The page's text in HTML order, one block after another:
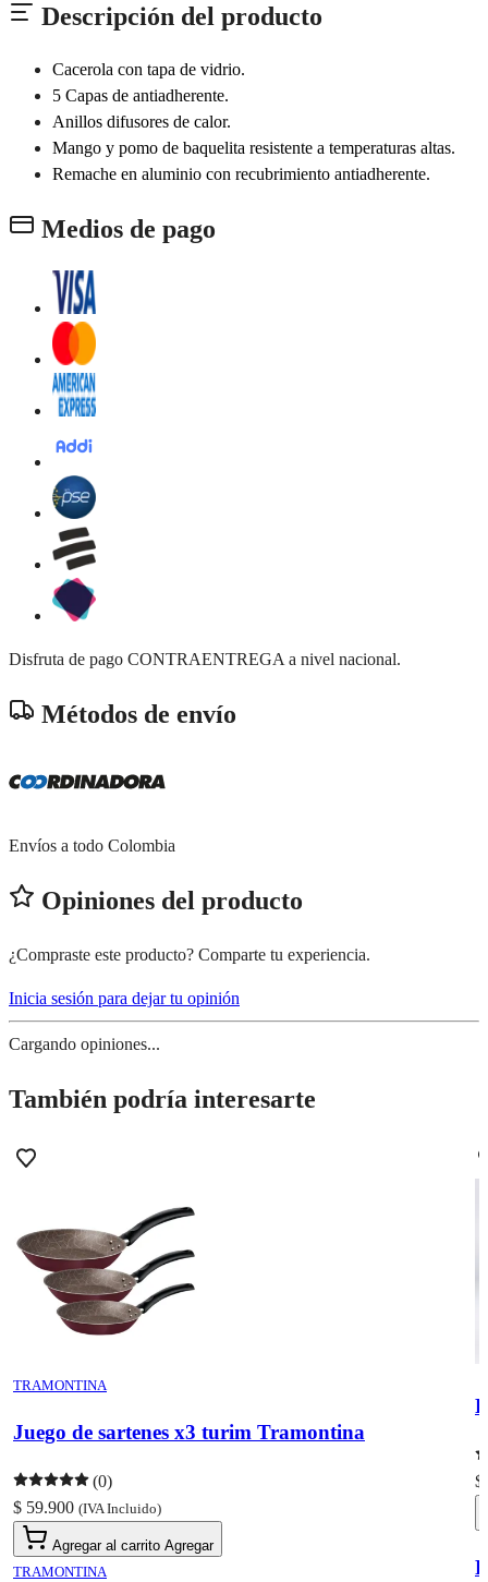
Descripción del producto
Cacerola con tapa de vidrio.
5 Capas de antiadherente.
Anillos difusores de calor.
Mango y pomo de baquelita resistente a temperaturas altas.
Remache en aluminio con recubrimiento antiadherente.
Medios de pago
Disfruta de pago CONTRAENTREGA a nivel nacional.
Métodos de envío
Envíos a todo Colombia
Opiniones del producto
¿Compraste este producto? Comparte tu experiencia.
Inicia sesión para dejar tu opinión
Cargando opiniones...
También podría interesarte
TRAMONTINA
Juego de sartenes x3 turim Tramontina
(0)
$ 59.900 (IVA Incluido)
Agregar al carrito Agregar
TRAMONTINA
$